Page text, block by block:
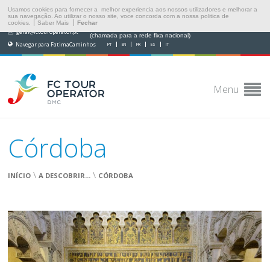
Usamos cookies para fornecer a melhor experiencia aos nossos utilizadores e melhorar a
sua navegação. Ao utilizar o nosso site, voce concorda com a nossa politica de
cookies.
Saber Mais Fechar
geral@fctouroperator.pt (chamada para a rede fixa nacional)
Navegar para FatimaCaminhos PT EN FR ES IT
Menu
Córdoba
INÍCIO \ A DESCOBRIR... \ CÓRDOBA